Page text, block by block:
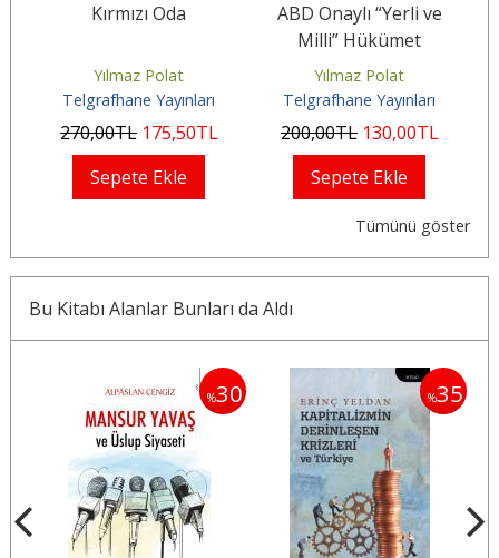
Kırmızı Oda
Yılmaz Polat
Telgrafhane Yayınları
270,00TL175,50TL
Sepete Ekle
ABD Onaylı “Yerli ve
Milli” Hükümet
Yılmaz Polat
Telgrafhane Yayınları
200,00TL130,00TL
Sepete Ekle
Tümünü göster
Bu Kitabı Alanlar Bunları da Aldı
%30 %35